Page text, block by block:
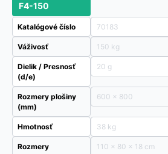
F4-150
Katalógové číslo 70183
Váživosť 150 kg
Dielik / Presnosť
(d/e)
20 g
Rozmery plošiny
(mm)
600 x 800
Hmotnosť 38 kg
Rozmery 110 × 80 × 18 cm